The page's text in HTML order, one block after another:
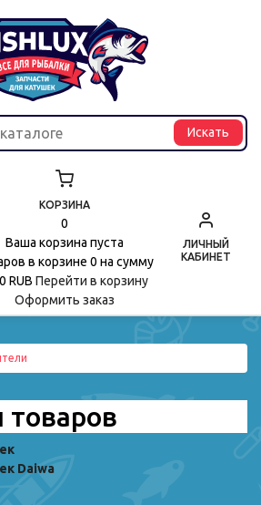
КОРЗИНА
0
Ваша корзина пуста
в корзине 0 на сумму
RUB Перейти в корзину
Оформить заказ
ЛИЧНЫЙ
КАБИНЕТ
товаров
Daiwa